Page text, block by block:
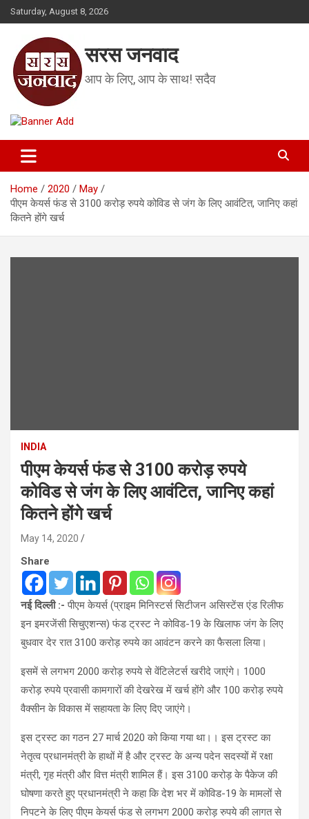
Skip
to
Saturday, August 8, 2026
सरस जनवाद
आप के लिए, आप के साथ! सदैव
Home 2020
May
पीएम केयर्स फंड से 3100 करोड़ रुपये कोविड से जंग के लिए आवंटित, जानिए कहां
कितने होंगे खर्च
INDIA
पीएम केयर्स फंड से 3100 करोड़ रुपये
कोविड से जंग के लिए आवंटित, जानिए कहां
कितने होंगे खर्च
May 14, 2020
Share
नई दिल्ली :- पीएम केयर्स (प्राइम मिनिस्‍टर्स सिटीजन असिस्‍टेंस एंड रिलीफ
इन इमरजेंसी सिचुएशन्‍स) फंड ट्रस्‍ट ने कोविड-19 के खिलाफ जंग के लिए
बुधवार देर रात 3100 करोड़ रुपये का आवंटन करने का फैसला लिया।
इसमें से लगभग 2000 करोड़ रुपये से वेंटिलेटर्स खरीदे जाएंगे। 1000
करोड़ रुपये प्रवासी कामगारों की देखरेख में खर्च होंगे और 100 करोड़ रुपये
वैक्‍सीन के विकास में सहायता के लिए दिए जाएंगे।
इस ट्रस्ट का गठन 27 मार्च 2020 को किया गया था।। इस ट्रस्ट का
नेतृत्व प्रधानमंत्री के हाथों में है और ट्रस्ट के अन्य पदेन सदस्यों में रक्षा
मंत्री, गृह मंत्री और वित्त मंत्री शामिल हैं। इस 3100 करोड़ के पैकेज की
घोषणा करते हुए प्रधानमंत्री ने कहा कि देश भर में कोविड-19 के मामलों से
निपटने के लिए पीएम केयर्स फंड से लगभग 2000 करोड़ रुपये की लागत से